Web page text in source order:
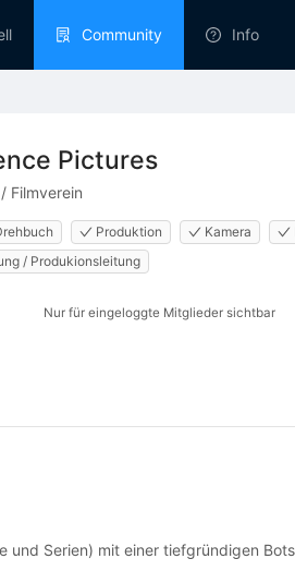
Community Info
Pictures
Filmverein
Produktion Kamera
/ Produkionsleitung
Nur für eingeloggte Mitglieder sichtbar
und Serien) mit einer tiefgründigen